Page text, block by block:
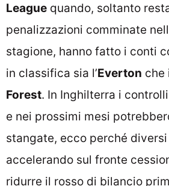
League quando, soltanto
penalizzazioni comminate
stagione, hanno fatto i conti
in classifica sia l’Everton che
Forest. In Inghilterra i
e nei prossimi mesi
stangate, ecco perché
accelerando sul fronte
ridurre il rosso di bilancio